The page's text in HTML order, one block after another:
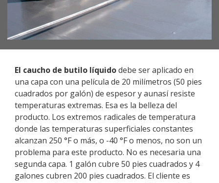
El caucho de butilo líquidodebe ser aplicado en
una capa con una película de 20 milímetros (50 pies
cuadrados por galón) de espesor y aunasí resiste
temperaturas extremas. Esa es la belleza del
producto. Los extremos radicales de temperatura
donde las temperaturas superficiales constantes
alcanzan 250 °F o más, o -40 °F o menos, no son un
problema para este producto. No es necesaria una
segunda capa. 1 galón cubre 50 pies cuadrados y 4
galones cubren 200 pies cuadrados. El cliente es